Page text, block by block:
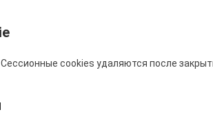
cookies удаляются после